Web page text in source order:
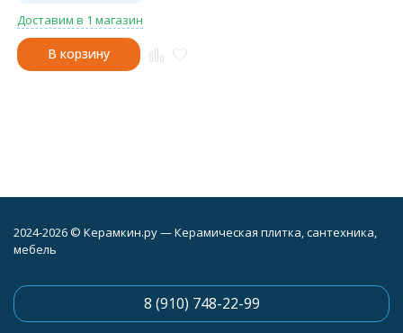
Доставим в 1 магазин
В корзину
2024-2026 © Керамкин.ру — Керамическая плитка, сантехника,
мебель
8 (910) 748-22-99